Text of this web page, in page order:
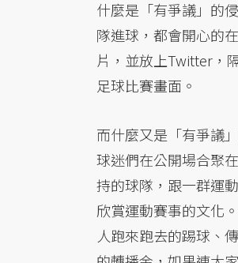
什麼是「有爭議」的
隊進球，都會開心的
片，並放上Twitter，
足球比賽畫面。
而什麼又是「有爭議
球迷們在公開場合聚
持的球隊，跟一群運
欣賞運動賽事的文化
人跑來跑去的踢球、